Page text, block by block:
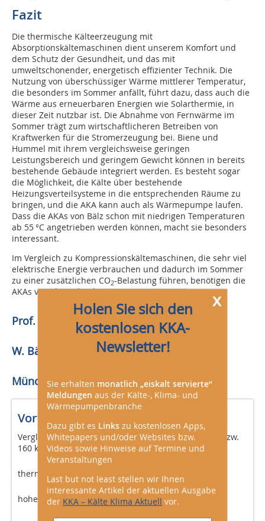
Fazit
Die thermische Kälteerzeugung mit
Absorptionskältemaschinen dient unserem Komfort und
dem Schutz der Gesundheit, und das mit
umweltschonender, energetisch effizienter Technik. Die
Nutzung von überschüssiger Wärme mittlerer Temperatur,
die besonders im Sommer anfällt, führt dazu, dass auch die
Wärme aus erneuerbaren Energien wie Solarthermie, in
dieser Zeit nutzbar ist. Die Abnahme von Fernwärme im
Sommer trägt zum wirtschaftlicheren Betreiben von
Kraftwerken für die Stromerzeugung bei. Biene und
Hummel mit ihrem vergleichsweise geringen
Leistungsbereich und geringem Gewicht können in bereits
bestehende Gebäude integriert werden. Es besteht sogar
die Möglichkeit, die Kälte über bestehende
Heizungsverteilsysteme in die entsprechenden Räume zu
bringen, und die AKA kann auch als Wärmepumpe laufen.
Dass die AKAs von Bälz schon mit niedrigen Temperaturen
ab 55 °C angetrieben werden können, macht sie besonders
interessant.
Im Vergleich zu Kompressionskältemaschinen, die sehr viel
elektrische Energie verbrauchen und dadurch im Sommer
zu einer zusätzlichen CO2-Belastung führen, benötigen die
AKAs verschwindend geringe Mengen an Strom.
Prof. Uwe Bälz, Dr. Renate Kilpper,
W. Bälz & Sohn GmbH & Co.
München
Vorteile der Absorptionsanlagen
Vergleichsweise niedriger Leistungsbereich von 50 bzw.
160 kW
thermische Prozesseffizienz, COP von 0,8
hohe Spreizungen der Antriebstemperatur > 40 K
x
Holen Sie sich den
kostenlosen KKA-
Newsletter!
Sie erhalten monatlich „eiskalt servierte“
Meldungen aus der Kälte-, Klima- und
Wärmepumpenbranche
Dazu gibt es Links zu kostenlosen Apps,
Whitepapers und/oder Websites bzw.
Videos sowie Hinweise auf Termine und
Veranstaltungen
Last but not least stellen wir Ihnen
interessante Artikel der aktuellen Ausgabe
der KKA – Kälte Klima Aktuell vor.